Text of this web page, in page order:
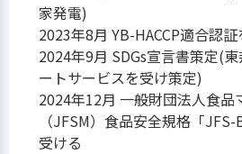
家発電)
2023年8月 YB-HACCP適合認
2024年9月 SDGs宣言書策定(
ートサービスを受け策定)
2024年12月 一般財団法人食品
（JFSM）食品安全規格「
受ける